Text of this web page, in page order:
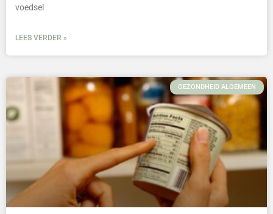
voedsel
LEES VERDER »
GEZONDHEID ALGEMEEN